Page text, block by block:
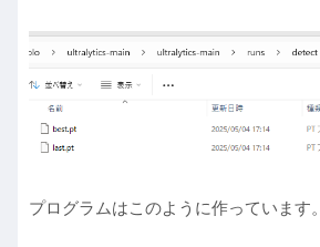
プログラムはこのように作っています。